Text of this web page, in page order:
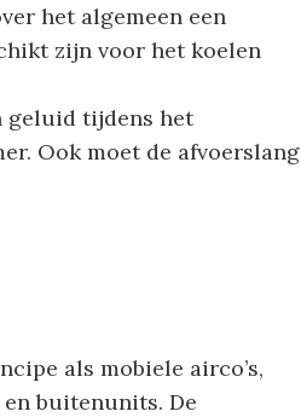
het algemeen een
zijn voor het koelen
geluid tijdens het
Ook moet de afvoerslang
als mobiele airco’s,
buitenunits. De